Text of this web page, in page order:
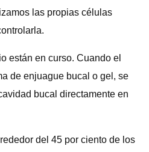
las propias células
están en curso. Cuando el
de enjuague bucal o gel, se
bucal directamente en
del 45 por ciento de los